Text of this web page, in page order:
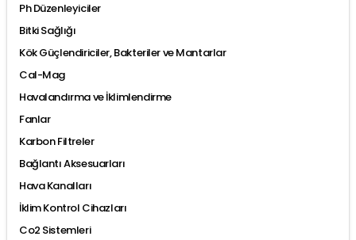
Ph Düzenleyiciler
Bitki Sağlığı
Kök Güçlendiriciler, Bakteriler ve Mantarlar
Cal-Mag
Havalandırma ve İklimlendirme
Fanlar
Karbon Filtreler
Bağlantı Aksesuarları
Hava Kanalları
İklim Kontrol Cihazları
Co2 Sistemleri